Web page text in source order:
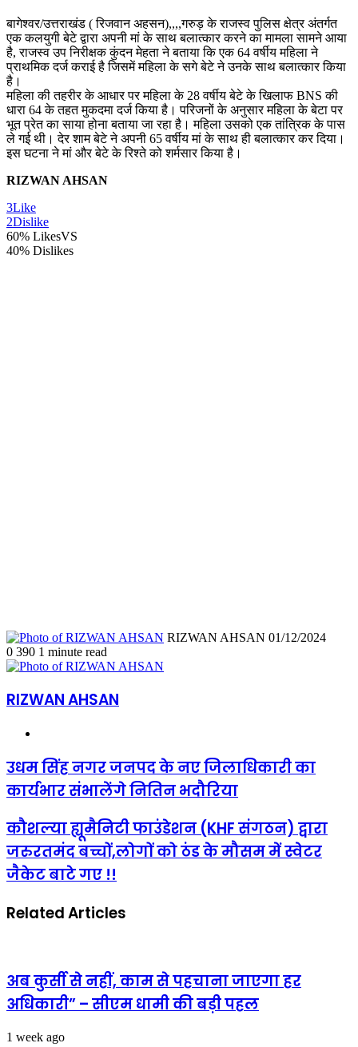
बागेश्वर/उत्तराखंड ( रिजवान अहसन),,,,गरुड़ के राजस्व पुलिस क्षेत्र अंतर्गत
एक कलयुगी बेटे द्वारा अपनी मां के साथ बलात्कार करने का मामला सामने आया
है, राजस्व उप निरीक्षक कुंदन मेहता ने बताया कि एक 64 वर्षीय महिला ने
प्राथमिक दर्ज कराई है जिसमें महिला के सगे बेटे ने उनके साथ बलात्कार किया
है।
महिला की तहरीर के आधार पर महिला के 28 वर्षीय बेटे के खिलाफ BNS की
धारा 64 के तहत मुकदमा दर्ज किया है। परिजनों के अनुसार महिला के बेटा पर
भूत प्रेत का साया होना बताया जा रहा है। महिला उसको एक तांत्रिक के पास
ले गई थी। देर शाम बेटे ने अपनी 65 वर्षीय मां के साथ ही बलात्कार कर दिया।
इस घटना ने मां और बेटे के रिश्ते को शर्मसार किया है।
RIZWAN AHSAN
3Like
2Dislike
60% LikesVS
40% Dislikes
RIZWAN AHSAN Send
01/12/2024
0 390 1 minute read
RIZWAN AHSAN
उधम
सिंह
नगर
के
नए
जिलाधिकारी
का
कार्यभार
नितिन
भदौरिया
उधम सिंह नगर जनपद के नए जिलाधिकारी का
कार्यभार संभालेंगे नितिन भदौरिया
कौशल्या
ह्यूमैनिटी
फाउंडेशन
(KHF
संगठन)
जरुरतमंद
मौसम
में
स्वेटर
बाटे
कौशल्या ह्यूमैनिटी फाउंडेशन (KHF संगठन) द्वारा
जरुरतमंद बच्चों,लोगों को ठंड के मौसम में स्वेटर
जैकेट बाटे गए !!
Related Articles
अब कुर्सी से नहीं, काम से पहचाना जाएगा हर
अधिकारी” – सीएम धामी की बड़ी पहल
1 week ago